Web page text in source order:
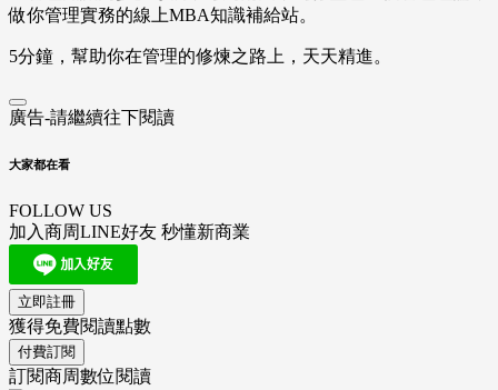
做你管理實務的線上MBA知識補給站。
5分鐘，幫助你在管理的修煉之路上，天天精進。
廣告-請繼續往下閱讀
大家都在看
FOLLOW US
加入商周LINE好友 秒懂新商業
立即註冊
獲得免費閱讀點數
付費訂閱
訂閱商周數位閱讀